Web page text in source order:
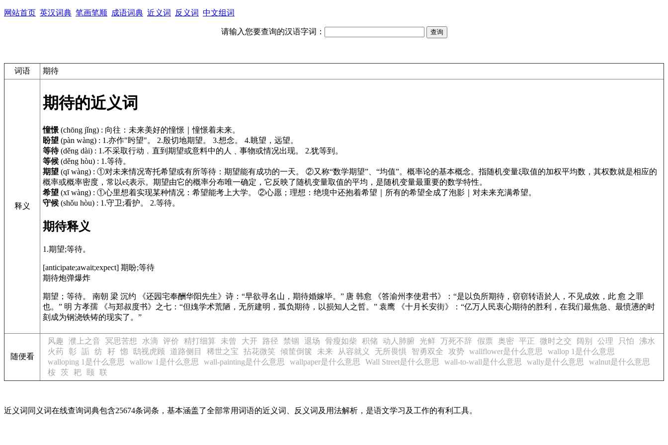
网站首页 英汉词典 笔画笔顺 成语词典 近义词 反义词 中文组词
请输入您要查询的汉语字词：
词语 期待
释义
期待的近义词
憧憬 (chōng jǐng) : 向往：未来美好的憧憬｜憧憬着未来。
盼望 (pàn wàng) : 1.亦作"盻望"。 2.殷切地期望。 3.想念。 4.眺望，远望。
等待 (děng dài) : 1.不采取行动﹐直到期望或意料中的人﹑事物或情况出现。 2.犹等到。
等候 (děng hòu) : 1.等待。
期望 (qī wàng) : ①对未来情况寄托希望或有所等待：期望能有成功的一天。 ②又称“数学期望”、“均值”。概率论的基本概念。指随机变量ξ取值的加权平均数，其权数就是相应的
概率或概率密度，常以eξ表示。期望由它的概率分布唯一确定，它反映了随机变量取值的平均，是随机变量最重要的数学特性。
希望 (xī wàng) : ①心里想着实现某种情况：希望能考上大学。 ②心愿；理想：绝境中还抱着希望｜所有的希望全成了泡影｜对未来充满希望。
守候 (shǒu hòu) : 1.守卫;看护。 2.等待。
期待释义
1.期望;等待。
[anticipate;await;expect] 期盼;等待
期待炮弹爆炸
期望；等待。 南朝 梁 沉约 《还园宅奉酬华阳先生》 诗：“早欲寻名山，期待婚嫁毕。” 唐 韩愈 《答渝州李使君书》
：“是以负所期待，窃窃转语於人，不见成效，此 愈 之罪
也。” 明 方孝孺
《与郑叔度书》 之七：“但媿学术荒陋，无所建明，孤负期待，以损知人之哲。” 袁鹰 《十月长安街》
：“亿万人民衷心期待的胜利，在我们最焦急、最愤懑的时
刻成为钢浇铁铸的现实了。”
随便看
风趣 濮上之音 冥思苦想 水滴 评价 精打细算 未曾 大开 路径 禁锢 退场 骨瘦如柴 积储 动人肺腑 光鲜 万死不辞 假票 奥密 平正 微时之交 阔别 公理 只怕
沸水
火药 彰 詬 纺 耔 惚 鸱视虎顾 道路侧目 稀世之宝 拈花微笑 倾筐倒箧 未来 从容就义 无所畏惧 智勇双全 攻势 wallflower是什么意思
wallop 1是什么意思
walloping 1是什么意思
wallow 1是什么意思 wall-painting是什么意思 wallpaper是什么意思 Wall Street是什么意思 wall-to-wall是什么意思 wally是什么意思
walnut是什么意思
桉
茨 耙 颐 联
近义词同义词在线查询词典包含25674条词条，基本涵盖了全部常用词语的近义词、反义词及用法解析，是语文学习及工作的有利工具。